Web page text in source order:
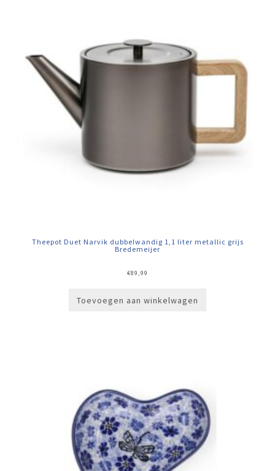
Theepot Duet Narvik dubbelwandig 1,1 liter metallic grijs
Bredemeijer
€89,99
Toevoegen aan winkelwagen